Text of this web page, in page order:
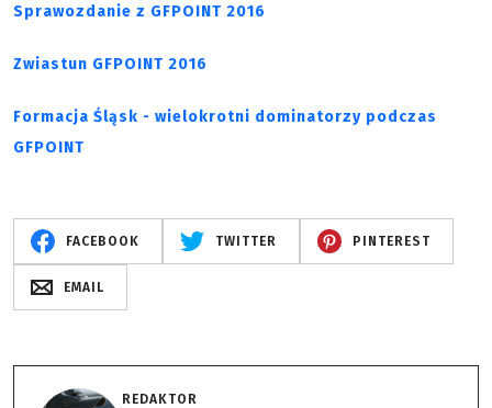
Sprawozdanie z GFPOINT 2016
Zwiastun GFPOINT 2016
Formacja Śląsk - wielokrotni dominatorzy podczas
GFPOINT
FACEBOOK TWITTER PINTEREST
EMAIL
REDAKTOR